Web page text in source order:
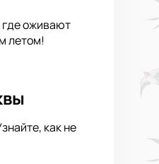
оживают
летом!
как не